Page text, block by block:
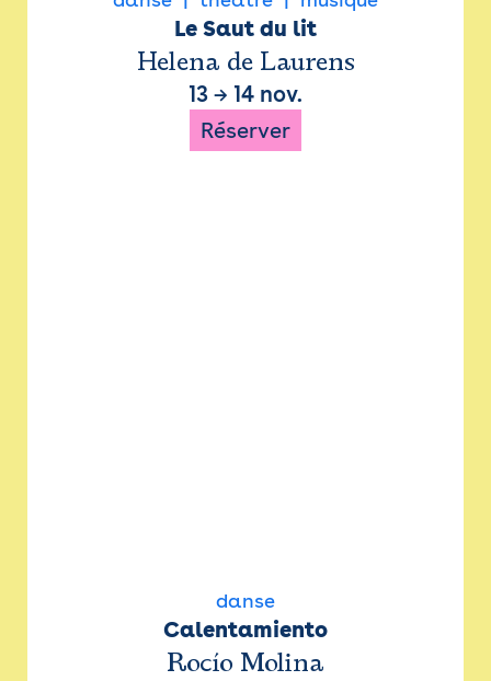
Le Saut du lit
Helena de Laurens
13 → 14 nov.
Réserver
danse
Calentamiento
Rocío Molina